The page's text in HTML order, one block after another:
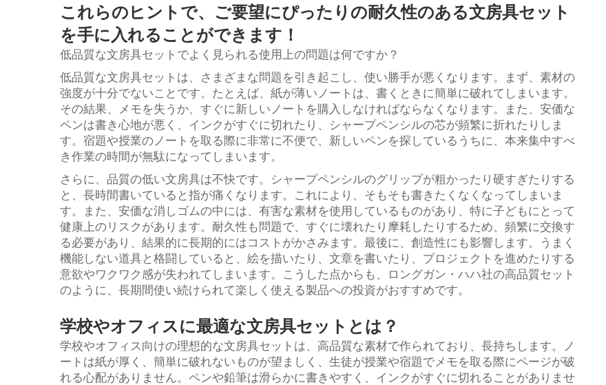
これらのヒントで、ご要望にぴったりの耐久性のある文房具セット
を手に入れることができます！
低品質な文房具セットでよく見られる使用上の問題は何ですか？
低品質な文房具セットは、さまざまな問題を引き起こし、使い勝手が悪くなります。まず、素材の
強度が十分でないことです。たとえば、紙が薄いノートは、書くときに簡単に破れてしまいます。
その結果、メモを失うか、すぐに新しいノートを購入しなければならなくなります。また、安価な
ペンは書き心地が悪く、インクがすぐに切れたり、シャープペンシルの芯が頻繁に折れたりしま
す。宿題や授業のノートを取る際に非常に不便で、新しいペンを探しているうちに、本来集中すべ
き作業の時間が無駄になってしまいます。
さらに、品質の低い文房具は不快です。シャープペンシルのグリップが粗かったり硬すぎたりする
と、長時間書いていると指が痛くなります。これにより、そもそも書きたくなくなってしまいま
す。また、安価な消しゴムの中には、有害な素材を使用しているものがあり、特に子どもにとって
健康上のリスクがあります。耐久性も問題で、すぐに壊れたり摩耗したりするため、頻繁に交換す
る必要があり、結果的に長期的にはコストがかさみます。最後に、創造性にも影響します。うまく
機能しない道具と格闘していると、絵を描いたり、文章を書いたり、プロジェクトを進めたりする
意欲やワクワク感が失われてしまいます。こうした点からも、ロングガン・ハハ社の高品質セット
のように、長期間使い続けられて楽しく使える製品への投資がおすすめです。
学校やオフィスに最適な文房具セットとは？
学校やオフィス向けの理想的な文房具セットは、高品質な素材で作られており、長持ちします。ノ
ートは紙が厚く、簡単に破れないものが望ましく、生徒が授業や宿題でメモを取る際にページが破
れる心配がありません。ペンや鉛筆は滑らかに書きやすく、インクがすぐに切れることがありませ